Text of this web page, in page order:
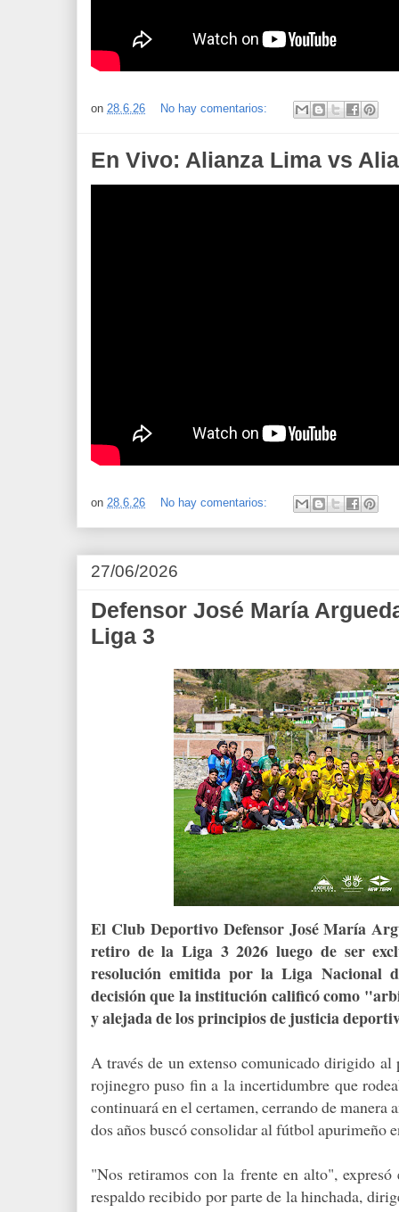
on 28.6.26 No hay comentarios:
En Vivo: Alianza Lima vs
on 28.6.26 No hay comentarios:
27/06/2026
Defensor José María
Liga 3
El Club Deportivo Defensor José María
retiro de la Liga 3 2026 luego de ser
resolución emitida por la Liga Nacional
decisión que la institución calificó como
y alejada de los principios de justicia
A través de un extenso comunicado dirigido al
rojinegro puso fin a la incertidumbre que
continuará en el certamen, cerrando de manera
dos años buscó consolidar al fútbol apurimeño
"Nos retiramos con la frente en alto",
respaldo recibido por parte de la hinchada,